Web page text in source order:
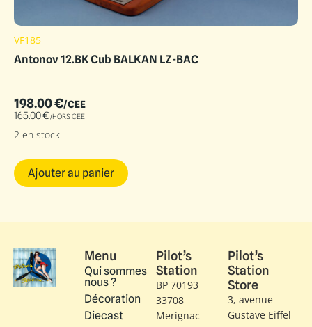
VF185
Antonov 12.BK Cub BALKAN LZ-BAC
198.00€/CEE
165.00€/HORS CEE
2 en stock
Ajouter au panier
Menu
Qui sommes
nous ?
Décoration
Diecast
Pilot’s
Station
BP 70193
33708
Merignac
Pilot’s
Station
Store
3, avenue
Gustave Eiffel​